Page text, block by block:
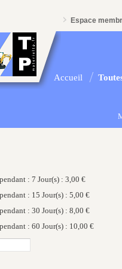
Espace
Accueil
: 7 Jour(s) : 3,00 €
: 15 Jour(s) : 5,00 €
: 30 Jour(s) : 8,00 €
: 60 Jour(s) : 10,00 €